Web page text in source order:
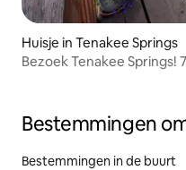
Huisje in Tenakee Springs
Bestemmingen
Bestemmingen in de buurt